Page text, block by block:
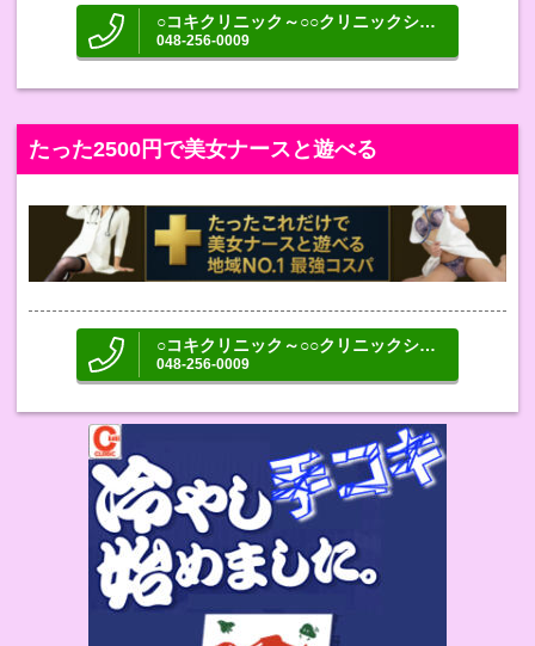
○コキクリニック～○○クリニックシリーズ～
048-256-0009
たった2500円で美女ナースと遊べる
○コキクリニック～○○クリニックシリーズ～
048-256-0009